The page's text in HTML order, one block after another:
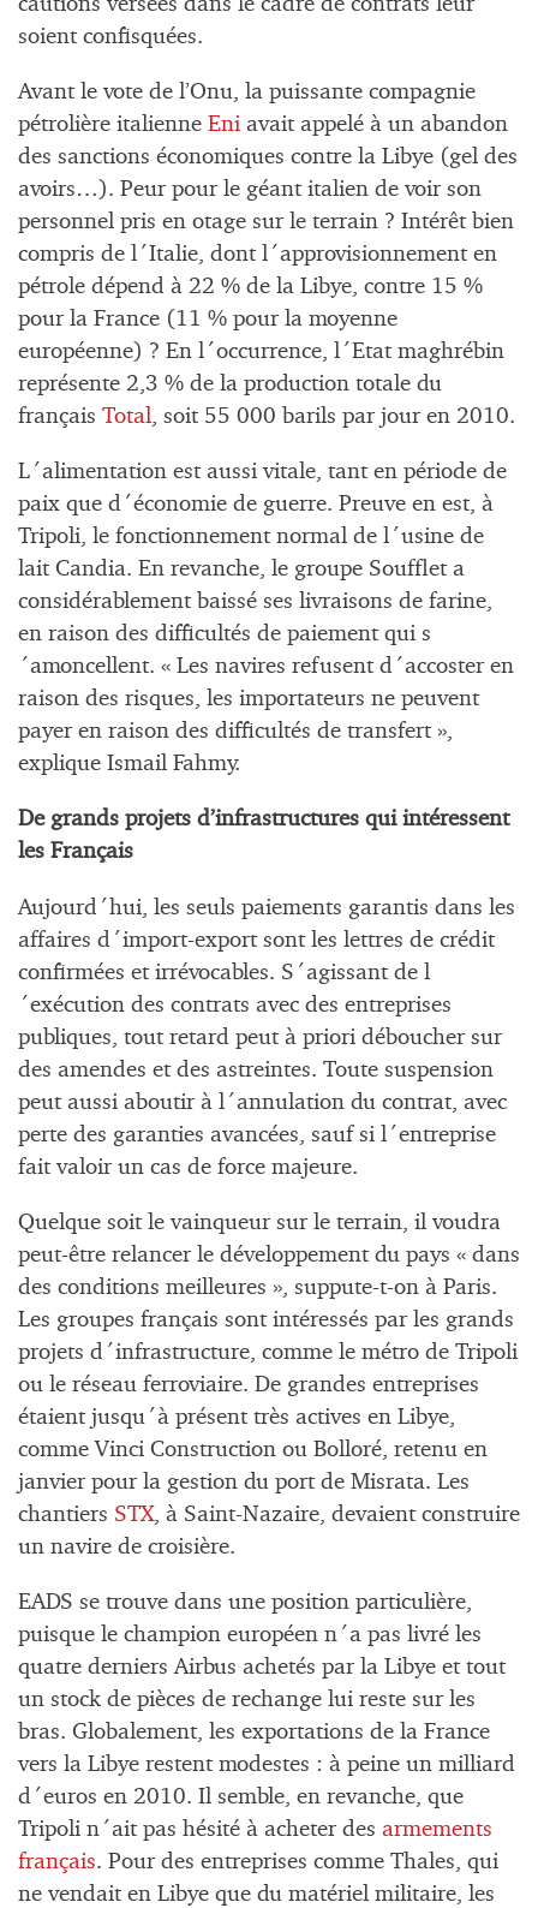
soient confisquées.
Avant le vote de l’Onu, la puissante compagnie
pétrolière italienne Eni avait appelé à un abandon
des sanctions économiques contre la Libye (gel des
avoirs…). Peur pour le géant italien de voir son
personnel pris en otage sur le terrain ? Intérêt bien
compris de l´Italie, dont l´approvisionnement en
pétrole dépend à 22 % de la Libye, contre 15 %
pour la France (11 % pour la moyenne
européenne) ? En l´occurrence, l´Etat maghrébin
représente 2,3 % de la production totale du
français Total, soit 55 000 barils par jour en 2010.
L´alimentation est aussi vitale, tant en période de
paix que d´économie de guerre. Preuve en est, à
Tripoli, le fonctionnement normal de l´usine de
lait Candia. En revanche, le groupe Soufflet a
considérablement baissé ses livraisons de farine,
en raison des difficultés de paiement qui s
´amoncellent. « Les navires refusent d´accoster en
raison des risques, les importateurs ne peuvent
payer en raison des difficultés de transfert »,
explique Ismail Fahmy.
De grands projets d’infrastructures qui intéressent
les Français
Aujourd´hui, les seuls paiements garantis dans les
affaires d´import-export sont les lettres de crédit
confirmées et irrévocables. S´agissant de l
´exécution des contrats avec des entreprises
publiques, tout retard peut à priori déboucher sur
des amendes et des astreintes. Toute suspension
peut aussi aboutir à l´annulation du contrat, avec
perte des garanties avancées, sauf si l´entreprise
fait valoir un cas de force majeure.
Quelque soit le vainqueur sur le terrain, il voudra
peut-être relancer le développement du pays « dans
des conditions meilleures », suppute-t-on à Paris.
Les groupes français sont intéressés par les grands
projets d´infrastructure, comme le métro de Tripoli
ou le réseau ferroviaire. De grandes entreprises
étaient jusqu´à présent très actives en Libye,
comme Vinci Construction ou Bolloré, retenu en
janvier pour la gestion du port de Misrata. Les
chantiers STX, à Saint-Nazaire, devaient construire
un navire de croisière.
EADS se trouve dans une position particulière,
puisque le champion européen n´a pas livré les
quatre derniers Airbus achetés par la Libye et tout
un stock de pièces de rechange lui reste sur les
bras. Globalement, les exportations de la France
vers la Libye restent modestes : à peine un milliard
d´euros en 2010. Il semble, en revanche, que
Tripoli n´ait pas hésité à acheter des armements
français. Pour des entreprises comme Thales, qui
ne vendait en Libye que du matériel militaire, les